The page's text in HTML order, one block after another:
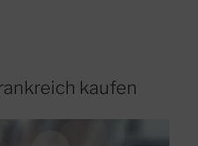
kaufen